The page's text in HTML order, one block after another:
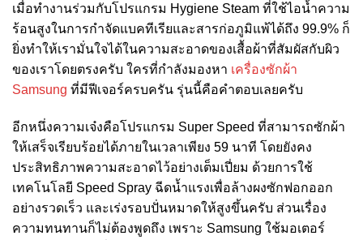
เมื่อทำงานร่วมกับโปรแกรม Hygiene Steam ที่ใช้ไอน้ำความ
ร้อนสูงในการกำจัดแบคทีเรียและสารก่อภูมิแพ้ได้ถึง 99.9% ก็
ยิ่งทำให้เรามั่นใจได้ในความสะอาดของเสื้อผ้าที่สัมผัสกับผิว
ของเราโดยตรงครับ ใครที่กำลังมองหา เครื่องซักผ้า
Samsung ที่มีฟีเจอร์ครบครัน รุ่นนี้คือคำตอบเลยครับ
อีกหนึ่งความเจ๋งคือโปรแกรม Super Speed ที่สามารถซักผ้า
ให้เสร็จเรียบร้อยได้ภายในเวลาเพียง 59 นาที โดยยังคง
ประสิทธิภาพความสะอาดไว้อย่างเต็มเปี่ยม ด้วยการใช้
เทคโนโลยี Speed Spray ฉีดน้ำแรงเพื่อล้างผงซักฟอกออก
อย่างรวดเร็ว และเร่งรอบปั่นหมาดให้สูงขึ้นครับ ส่วนเรื่อง
ความทนทานก็ไม่ต้องพูดถึง เพราะ Samsung ใช้มอเตอร์